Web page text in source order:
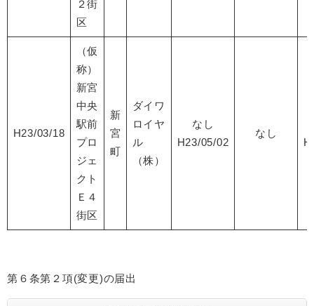
２街
区
H23/03/18
（仮
称）
新宮
中央
駅前
プロ
ジェ
クト
Ｅ４
街区
新
宮
町
ダイワ
ロイヤ
ル
（株）
なし
H23/05/02
なし
第６条第２項(変更)の届出